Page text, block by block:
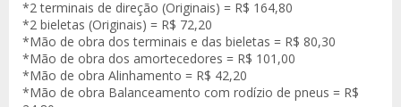
*2 terminais de direção (Originais) = R$ 164,80
*2 bieletas (Originais) = R$ 72,20
*Mão de obra dos terminais e das bieletas = R$ 80,30
*Mão de obra dos amortecedores = R$ 101,00
*Mão de obra Alinhamento = R$ 42,20
*Mão de obra Balanceamento com rodízio de pneus = R$